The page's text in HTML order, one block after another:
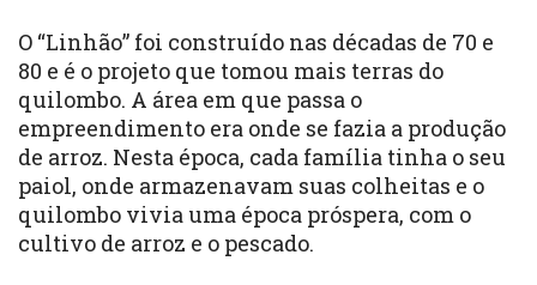
O “Linhão” foi construído nas décadas de 70 e
80 e é o projeto que tomou mais terras do
quilombo. A área em que passa o
empreendimento era onde se fazia a produção
de arroz. Nesta época, cada família tinha o seu
paiol, onde armazenavam suas colheitas e o
quilombo vivia uma época próspera, com o
cultivo de arroz e o pescado.